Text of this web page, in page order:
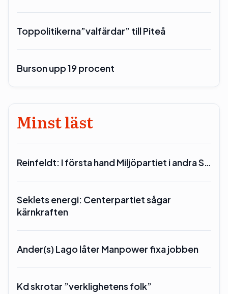
Toppolitikerna”valfärdar” till Piteå
Burson upp 19 procent
Minst läst
Reinfeldt: I första hand Miljöpartiet i andra S…
Seklets energi: Centerpartiet sågar
kärnkraften
Ander(s) Lago låter Manpower fixa jobben
Kd skrotar ”verklighetens folk”